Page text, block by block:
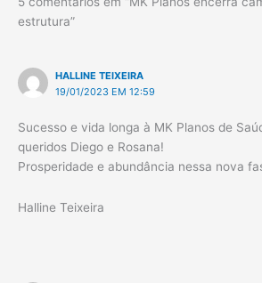
estrutura”
HALLINE TEIXEIRA
19/01/2023 EM 12:59
Sucesso e vida longa à MK Planos de
queridos Diego e Rosana!
Prosperidade e abundância nessa nova
Halline Teixeira